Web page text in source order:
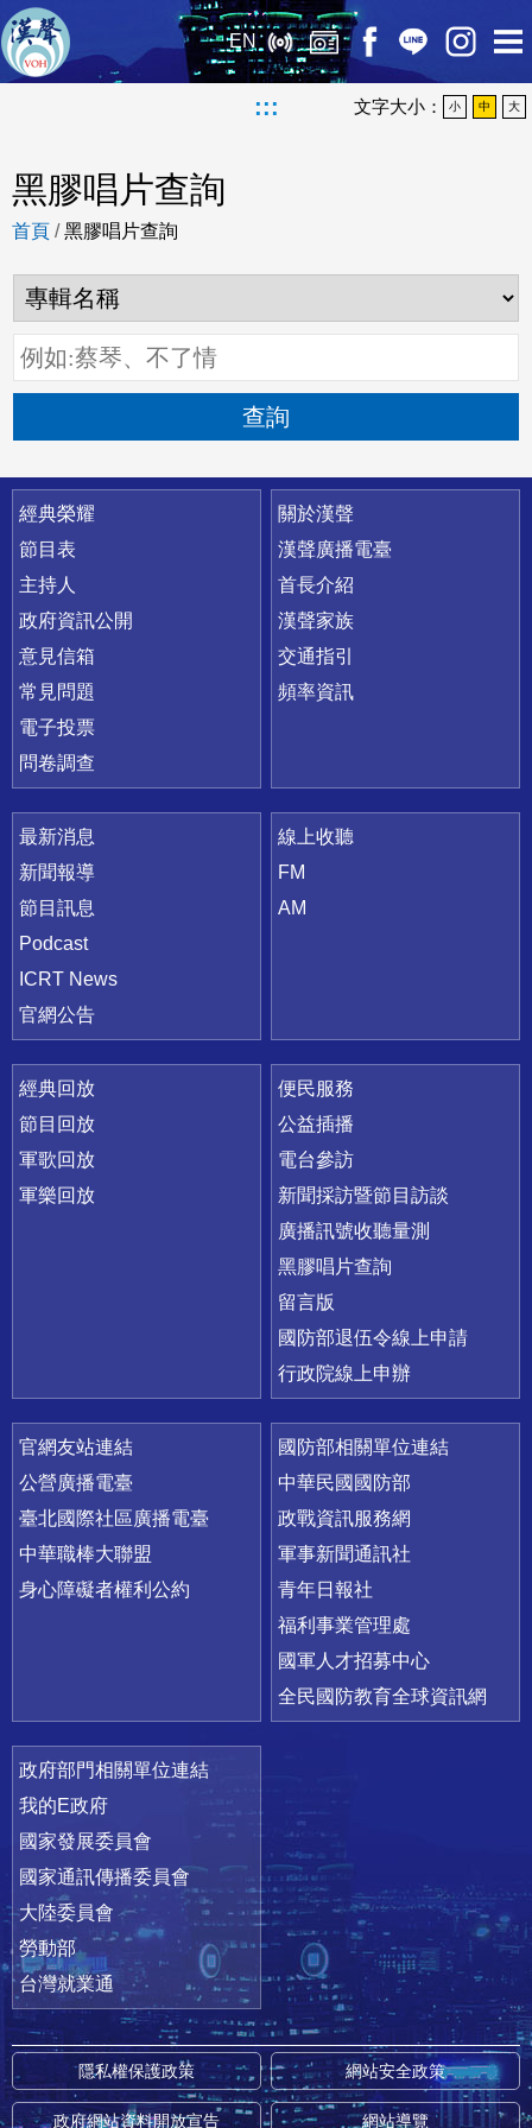
EN
::: 文字大小： 小 中 大
黑膠唱片查詢
首頁 /黑膠唱片查詢
查詢
快速連結
經典榮耀
節目表
主持人
政府資訊公開
意見信箱
常見問題
電子投票
問卷調查
關於漢聲
漢聲廣播電臺
首長介紹
漢聲家族
交通指引
頻率資訊
最新消息
新聞報導
節目訊息
Podcast
ICRT News
官網公告
線上收聽
FM
AM
經典回放
節目回放
軍歌回放
軍樂回放
便民服務
公益插播
電台參訪
新聞採訪暨節目訪談
廣播訊號收聽量測
黑膠唱片查詢
留言版
國防部退伍令線上申請
行政院線上申辦
官網友站連結
公營廣播電臺
臺北國際社區廣播電臺
中華職棒大聯盟
身心障礙者權利公約
國防部相關單位連結
中華民國國防部
政戰資訊服務網
軍事新聞通訊社
青年日報社
福利事業管理處
國軍人才招募中心
全民國防教育全球資訊網
政府部門相關單位連結
我的E政府
國家發展委員會
國家通訊傳播委員會
大陸委員會
勞動部
台灣就業通
隱私權保護政策 網站安全政策
政府網站資料開放宣告 網站導覽